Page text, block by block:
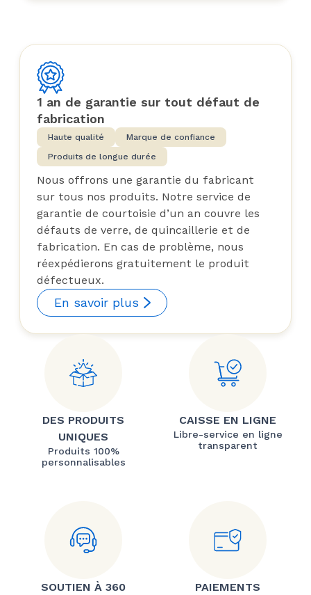
1 an de garantie sur tout défaut de
fabrication
Haute qualité
Marque de confiance
Produits de longue durée
Nous offrons une garantie du fabricant
sur tous nos produits. Notre service de
garantie de courtoisie d’un an couvre les
défauts de verre, de quincaillerie et de
fabrication. En cas de problème, nous
réexpédierons gratuitement le produit
défectueux.
En savoir plus
DES PRODUITS
UNIQUES
Produits 100%
personnalisables
CAISSE EN LIGNE
Libre-service en ligne
transparent
SOUTIEN À 360
PAIEMENTS